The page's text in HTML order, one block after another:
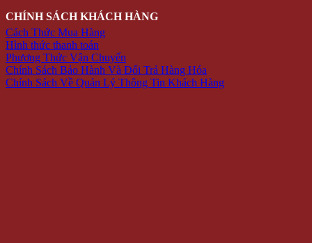
CHÍNH SÁCH KHÁCH HÀNG
Cách Thức Mua Hàng
Hình thức thanh toán
Phương Thức Vận Chuyển
Chính Sách Bảo Hành Và Đổi Trả Hàng Hóa
Chính Sách Về Quản Lý Thông Tin Khách Hàng